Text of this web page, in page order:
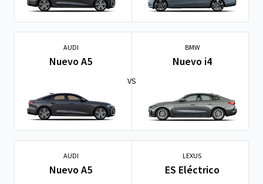
AUDI
Nuevo A5
VS
BMW
Nuevo i4
AUDI
Nuevo A5
LEXUS
ES Eléctrico